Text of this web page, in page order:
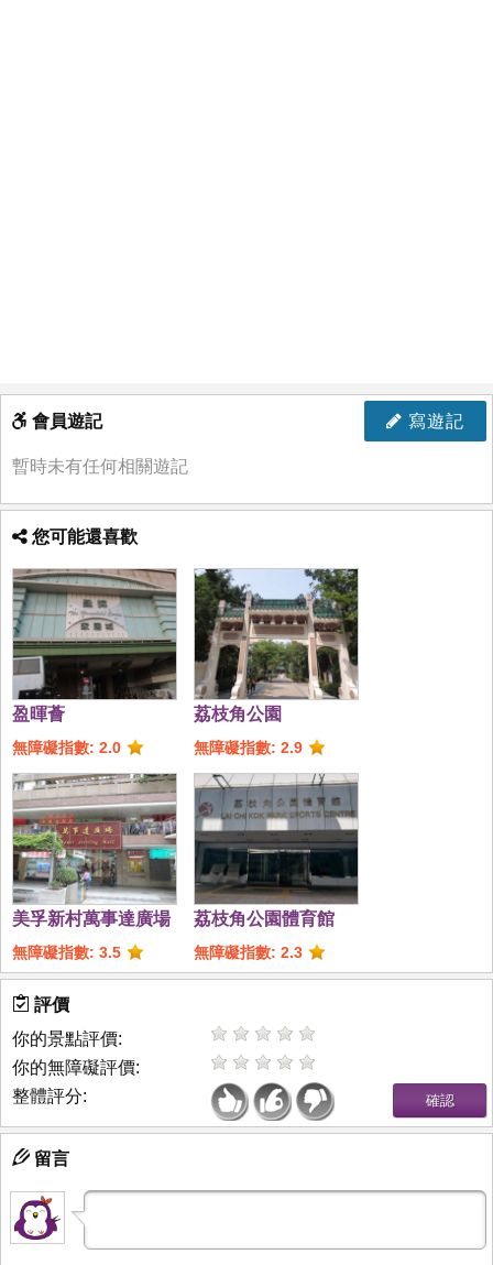
寫遊記
會員遊記
暫時未有任何相關遊記
您可能還喜歡
盈暉薈
無障礙指數: 2.0
荔枝角公園
無障礙指數: 2.9
美孚新村萬事達廣場
無障礙指數: 3.5
荔枝角公園體育館
無障礙指數: 2.3
評價
你的景點評價:
你的無障礙評價:
整體評分:
留言